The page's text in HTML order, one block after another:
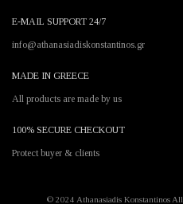
E-MAIL SUPPORT 24/7
info@athanasiadiskonstantinos.gr
MADE IN GREECE
All products are made by us
100% SECURE CHECKOUT
Protect buyer & clients
© 2024 Athanasiadis Konstantinos All